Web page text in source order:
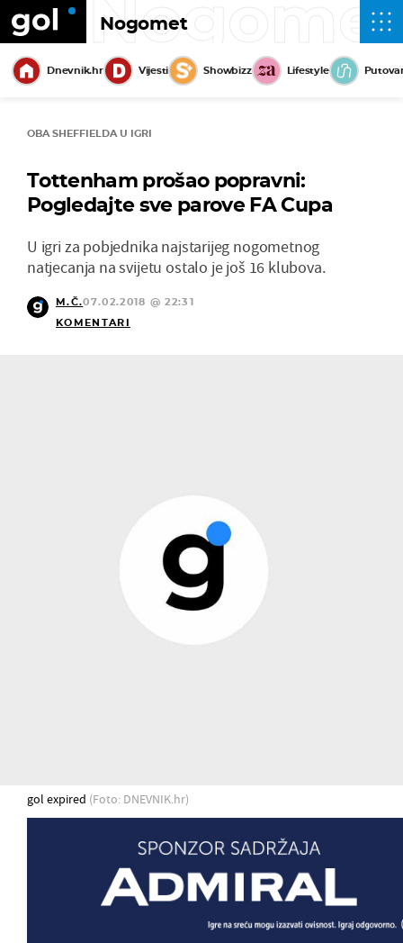
Nogomet
Dnevnik.hr Vijesti Showbizz Lifestyle
OBA SHEFFIELDA U IGRI
Tottenham prošao popravni:
Pogledajte sve parove FA Cupa
U igri za pobjednika najstarijeg nogometnog
natjecanja na svijetu ostalo je još 16 klubova.
M.Č.07.02.2018 @ 22:31
KOMENTARI
gol expired (Foto: DNEVNIK.hr)